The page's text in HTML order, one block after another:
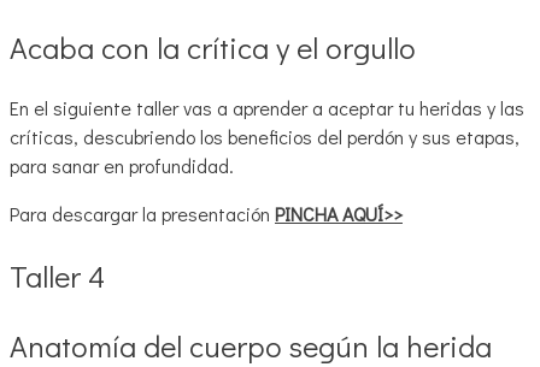
Acaba con la crítica y el orgullo
En el siguiente taller vas a aprender a aceptar tu heridas y las
críticas, descubriendo los beneficios del perdón y sus etapas,
para sanar en profundidad.
Para descargar la presentación PINCHA AQUÍ>>
Taller 4
Anatomía del cuerpo según la herida